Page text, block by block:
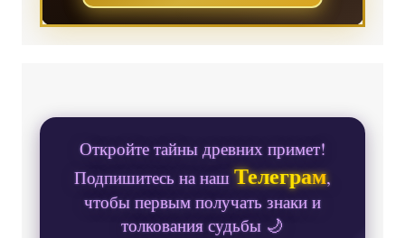
Откройте тайны древних примет!
Подпишитесь на нашТелеграм,
чтобы первым получать знаки и
толкования судьбы 🌙